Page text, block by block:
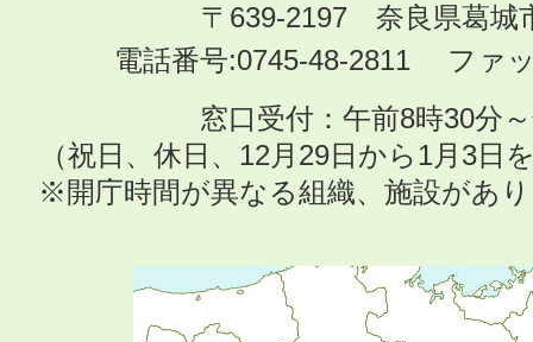
〒639-2197 奈良県葛城
電話番号:0745-48-2811 ファ
窓口受付：午前8時30分
（祝日、休日、12月29日から1月3日
※開庁時間が異なる組織、施設があ